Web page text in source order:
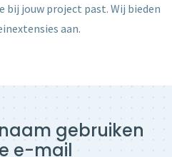
bij jouw project past. Wij bieden
aan.
gebruiken
e-mail